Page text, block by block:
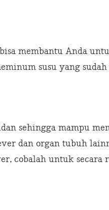
membantu Anda
susu yang
sehingga mampu
dan organ tubuh
cobalah untuk secara